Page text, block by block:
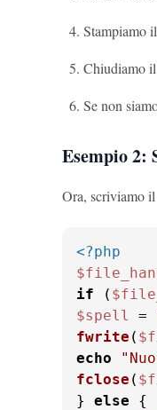
Stampiamo
Chiudiamo
Se non
Esempio 2:
Ora, scriviamo
<?php
if (
$spell
=
fwrite (
echo
fclose (
} else